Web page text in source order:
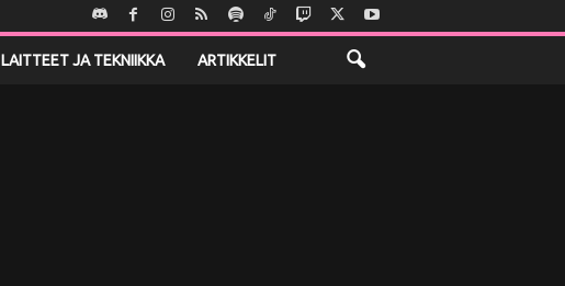
LAITTEET JA TEKNIIKKA ARTIKKELIT